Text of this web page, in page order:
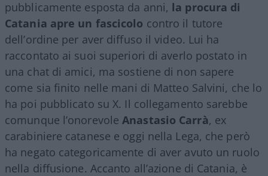
pubblicamente esposta da anni, la procura di
Catania apre un fascicolo contro il tutore
dell’ordine per aver diffuso il video. Lui ha
raccontato ai suoi superiori di averlo postato in
una chat di amici, ma sostiene di non sapere
come sia finito nelle mani di Matteo Salvini, che lo
ha poi pubblicato su X. Il collegamento sarebbe
comunque l’onorevoleAnastasio Carrà, ex
carabiniere catanese e oggi nella Lega, che però
ha negato categoricamente di aver avuto un ruolo
nella diffusione. Accanto all’azione di Catania, è